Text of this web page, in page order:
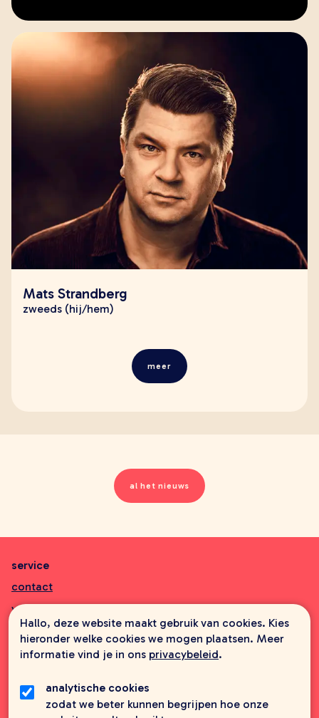
Hallo, deze website maakt gebruik van cookies. Kies
hieronder welke cookies we mogen plaatsen. Meer
informatie vind je in ons privacybeleid.
analytische cookies
zodat we beter kunnen begrijpen hoe onze
Mats Strandberg
zweeds (hij/hem)
meer
al het nieuws
service
contact
veelgestelde vragen
aanbiedingsbrochures
wie zijn wij
foreign rights